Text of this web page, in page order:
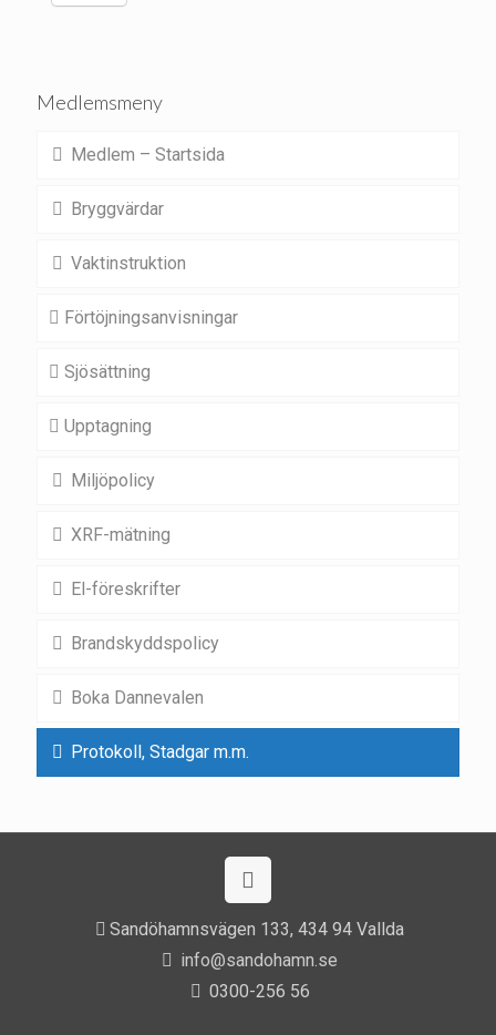
Medlemsmeny
Medlem – Startsida
Bryggvärdar
Vaktinstruktion
Förtöjningsanvisningar
Sjösättning
Upptagning
Miljöpolicy
XRF-mätning
El-föreskrifter
Brandskyddspolicy
Boka Dannevalen
Protokoll, Stadgar m.m.
Sandöhamnsvägen 133, 434 94 Vallda
info@sandohamn.se
0300-256 56